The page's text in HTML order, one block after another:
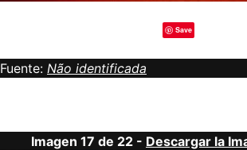
Save
Fuente: Não identificada
Imagen 17 de 22 - Descargar la